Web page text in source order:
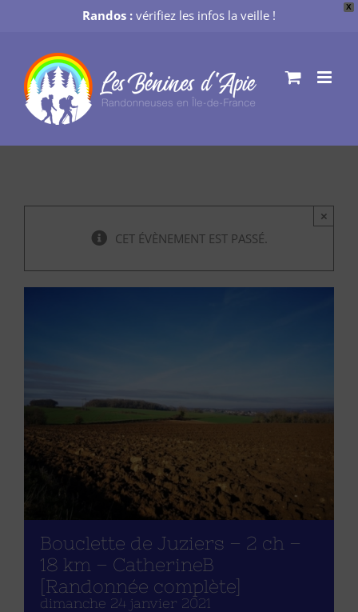
X
Randos : vérifiez les infos la veille !
contenu
CET ÉVÈNEMENT EST PASSÉ.
×
Bouclette de Juziers – 2 ch –
18 km – CatherineB
[Randonnée complète]
dimanche 24 janvier 2021